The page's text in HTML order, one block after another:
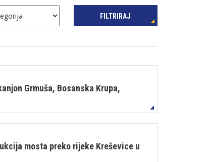
FILTRIRAJ
Grmuša, Bosanska Krupa,
mosta preko rijeke Kreševice u